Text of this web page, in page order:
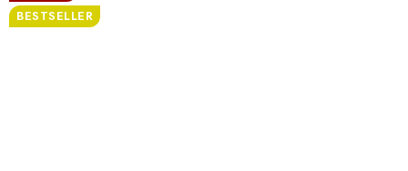
BESTSELLER